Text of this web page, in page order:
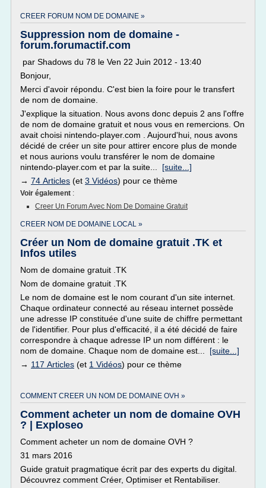
CREER FORUM NOM DE DOMAINE »
Suppression nom de domaine -
forum.forumactif.com
par Shadows du 78 le Ven 22 Juin 2012 - 13:40
Bonjour,
Merci d'avoir répondu. C'est bien la foire pour le transfert
de nom de domaine.
J'explique la situation. Nous avons donc depuis 2 ans l'offre
de nom de domaine gratuit et nous vous en remercions. On
avait choisi nintendo-player.com . Aujourd'hui, nous avons
décidé de créer un site pour attirer encore plus de monde
et nous aurions voulu transférer le nom de domaine
nintendo-player.com et par la suite... [suite...]
→ 74 Articles (et 3 Vidéos) pour ce thème
Voir également :
Creer Un Forum Avec Nom De Domaine Gratuit
CREER NOM DE DOMAINE LOCAL »
Créer un Nom de domaine gratuit .TK et
Infos utiles
Nom de domaine gratuit .TK
Nom de domaine gratuit .TK
Le nom de domaine est le nom courant d'un site internet.
Chaque ordinateur connecté au réseau internet possède
une adresse IP constituée d'une suite de chiffre permettant
de l'identifier. Pour plus d'efficacité, il a été décidé de faire
correspondre à chaque adresse IP un nom différent : le
nom de domaine. Chaque nom de domaine est... [suite...]
→ 117 Articles (et 1 Vidéos) pour ce thème
COMMENT CREER UN NOM DE DOMAINE OVH »
Comment acheter un nom de domaine OVH
? | Exploseo
Comment acheter un nom de domaine OVH ?
31 mars 2016
Guide gratuit pragmatique écrit par des experts du digital.
Découvrez comment Créer, Optimiser et Rentabiliser.